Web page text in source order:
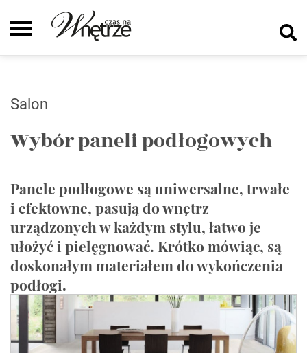
Salon
Wybór paneli podłogowych
Panele podłogowe są uniwersalne, trwałe
i efektowne, pasują do wnętrz
urządzonych w każdym stylu, łatwo je
ułożyć i pielęgnować. Krótko mówiąc, są
doskonałym materiałem do wykończenia
podłogi.